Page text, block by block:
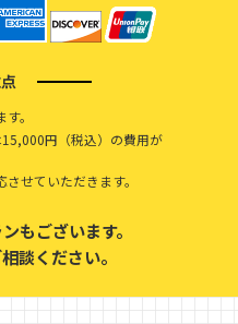
。
円（税込）の費用が
せていただきます。
もございます。
談ください。